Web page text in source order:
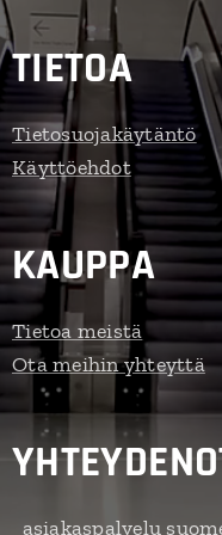
TIETOA
Tietosuojakäytäntö
Käyttöehdot
KAUPPA
Tietoa meistä
Ota meihin yhteyttä
asiakaspalvelu